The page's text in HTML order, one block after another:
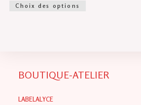
Choix des options
sur
la
BOUTIQUE-ATELIER
LABELALYCE